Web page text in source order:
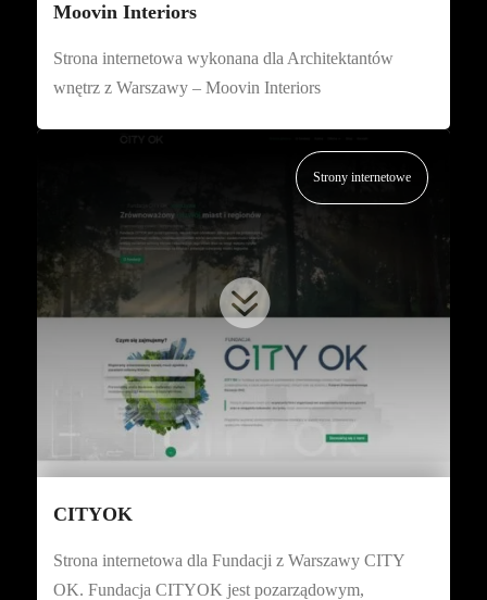
Moovin Interiors
Strona internetowa wykonana dla Architektantów
wnętrz z Warszawy – Moovin Interiors
Strony internetowe

CITYOK
Strona internetowa dla Fundacji z Warszawy CITY
OK. Fundacja CITYOK jest pozarządowym,